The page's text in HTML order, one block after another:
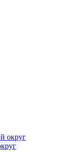
округ